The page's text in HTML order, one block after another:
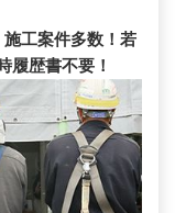
工案件多数！若
履歴書不要！